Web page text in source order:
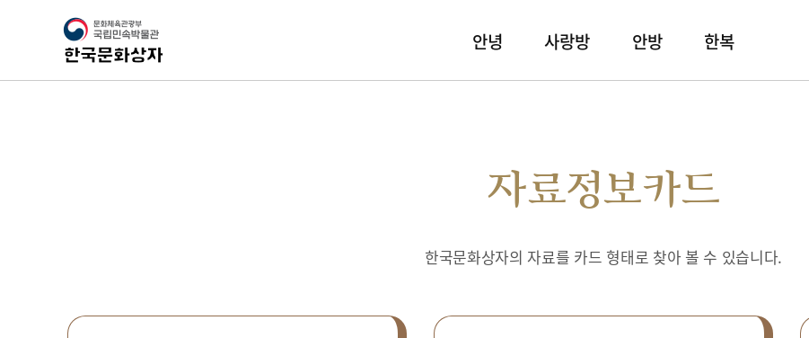
안녕 사랑방 안방 한복
자료정보카드
한국문화상자의 자료를 카드 형태로 찾아 볼 수 있습니다.